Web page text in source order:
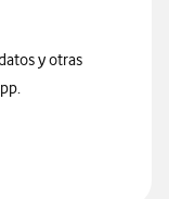
y otras